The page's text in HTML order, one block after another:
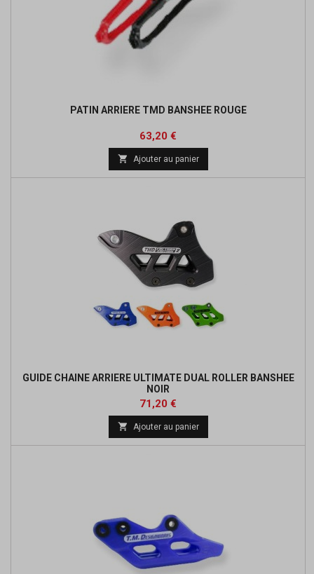
PATIN ARRIERE TMD BANSHEE ROUGE
Prix
63,20 €
base
 Ajouter au panier
GUIDE CHAINE ARRIERE ULTIMATE DUAL ROLLER BANSHEE
NOIR
Prix
71,20 €
base
 Ajouter au panier